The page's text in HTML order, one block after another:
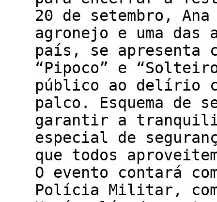
20 de setembro,
agronejo e uma
país, se apresenta
“Pipoco” e
público ao delírio
palco. Esquema de
garantir a
especial de
que todos
O evento contará
Polícia Militar,